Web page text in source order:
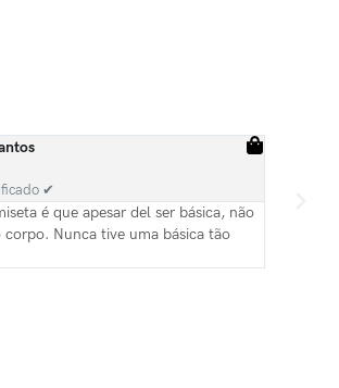
✔
é que apesar del ser básica, não
corpo. Nunca tive uma básica tão